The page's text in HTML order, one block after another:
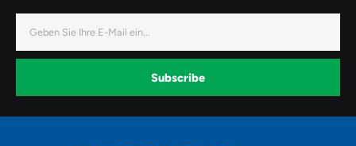
e
o
o
g
r
m
1
b
e
Mail
Subscribe